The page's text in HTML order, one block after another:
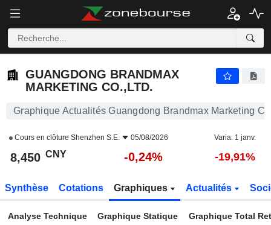
GUANGDONG BRANDMAX
MARKETING CO.,LTD.
Graphique Actualités Guangdong Brandmax Marketing
Cours en clôture Shenzhen S.E. 05/08/2026 Varia. 1 janv.
8,450 CNY -0,24% -19,91%
Synthèse Cotations Graphiques Actualités
Analyse Technique Graphique Statique Graphique Total